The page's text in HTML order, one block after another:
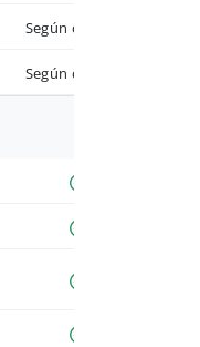
Según contrato
Según contrato